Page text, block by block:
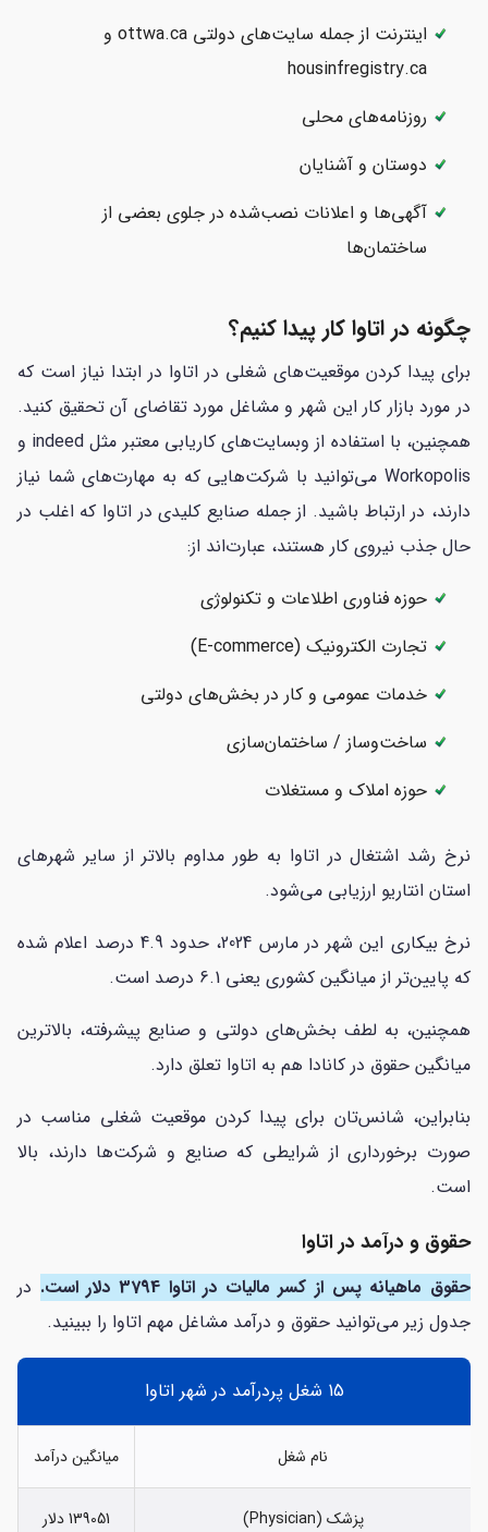
اینترنت از جمله سایت‌های دولتی ottwa.ca و
housinfregistry.ca
روزنامه‌های محلی
دوستان و آشنایان
آگهی‌ها و اعلانات نصب‌شده در جلوی بعضی از
ساختمان‌ها
چگونه در اتاوا کار پیدا کنیم؟
برای پیدا کردن موقعیت‌های شغلی در اتاوا در ابتدا نیاز است که
در مورد بازار کار این شهر و مشاغل مورد تقاضای آن تحقیق کنید.
همچنین، با استفاده از وب‎سایت‌های کاریابی معتبر مثل indeed و
Workopolis می‌توانید با شرکت‌هایی که به مهارت‌های شما نیاز
دارند، در ارتباط باشید. از جمله صنایع کلیدی در اتاوا که اغلب در
حال جذب نیروی کار هستند، عبارت‌اند از:
حوزه فناوری اطلاعات و تکنولوژی
تجارت الکترونیک (E-commerce)
خدمات عمومی و کار در بخش‌های دولتی
ساخت‌وساز / ساختمان‌سازی
حوزه املاک و مستغلات
نرخ رشد اشتغال در اتاوا به طور مداوم بالاتر از سایر شهرهای
استان انتاریو ارزیابی می‌شود.
نرخ بیکاری این شهر در مارس 2024، حدود 4.9 درصد اعلام شده
که پایین‌تر از میانگین کشوری یعنی 6.1 درصد است.
همچنین، به لطف بخش‌های دولتی و صنایع پیشرفته، بالاترین
میانگین حقوق در کانادا هم به اتاوا تعلق دارد.
بنابراین، شانس‌تان برای پیدا کردن موقعیت شغلی مناسب در
صورت برخورداری از شرایطی که صنایع و شرکت‌ها دارند، بالا
است.
حقوق و درآمد در اتاوا
حقوق ماهیانه پس از کسر مالیات در اتاوا 3794 دلار است.
در
جدول زیر می‌توانید حقوق و درآمد مشاغل مهم اتاوا را ببینید.
15 شغل پردرآمد در شهر اتاوا
نام شغل میانگین درآمد
پزشک (Physician) 139051 دلار